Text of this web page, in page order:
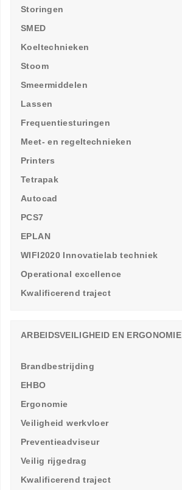
Storingen
SMED
Koeltechnieken
Stoom
Smeermiddelen
Lassen
Frequentiesturingen
Meet- en regeltechnieken
Printers
Tetrapak
Autocad
PCS7
EPLAN
WIFI2020 Innovatielab techniek
Operational excellence
Kwalificerend traject
ARBEIDSVEILIGHEID EN ERGONOMIE
Brandbestrijding
EHBO
Ergonomie
Veiligheid werkvloer
Preventieadviseur
Veilig rijgedrag
Kwalificerend traject